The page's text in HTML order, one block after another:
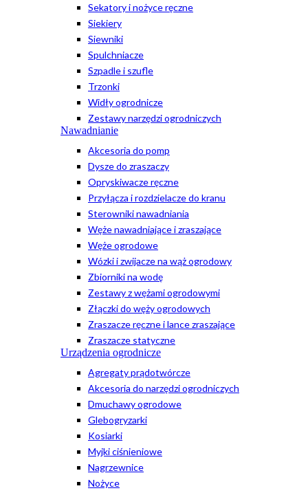
Sekatory i nożyce ręczne
Siekiery
Siewniki
Spulchniacze
Szpadle i szufle
Trzonki
Widły ogrodnicze
Zestawy narzędzi ogrodniczych
Nawadnianie
Akcesoria do pomp
Dysze do zraszaczy
Opryskiwacze ręczne
Przyłącza i rozdzielacze do kranu
Sterowniki nawadniania
Węże nawadniające i zraszające
Węże ogrodowe
Wózki i zwijacze na wąż ogrodowy
Zbiorniki na wodę
Zestawy z wężami ogrodowymi
Złączki do węży ogrodowych
Zraszacze ręczne i lance zraszające
Zraszacze statyczne
Urządzenia ogrodnicze
Agregaty prądotwórcze
Akcesoria do narzędzi ogrodniczych
Dmuchawy ogrodowe
Glebogryzarki
Kosiarki
Myjki ciśnieniowe
Nagrzewnice
Nożyce